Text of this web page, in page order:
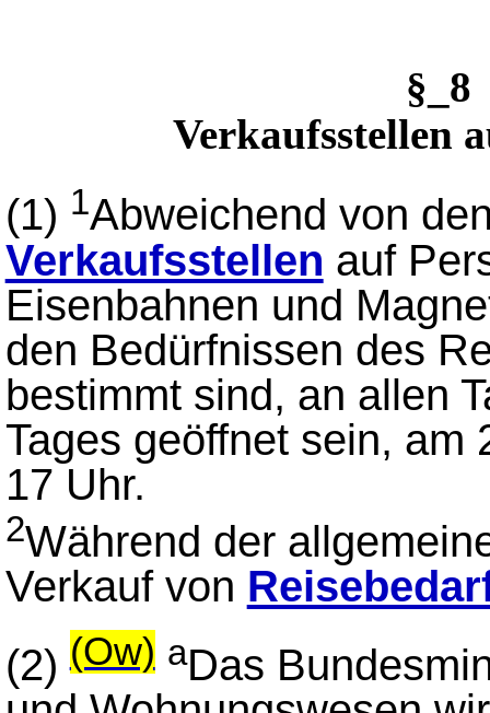
Verkaufsstellen
(1) 1Abweichend von
Verkaufsstellen auf
Eisenbahnen und
den Bedürfnissen des
bestimmt sind, an allen
Tages geöffnet sein, am
17 Uhr.
2Während der
Verkauf von
(2)(Ow) aDas